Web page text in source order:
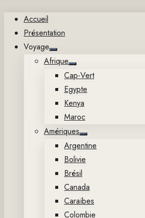
contenu
Accueil
Présentation
Voyage
Show
sub
menu
Afrique
Show
sub
menu
Cap-Vert
Egypte
Kenya
Maroc
Amériques
Show
sub
Argentine
Bolivie
Brésil
Canada
Caraïbes
Colombie